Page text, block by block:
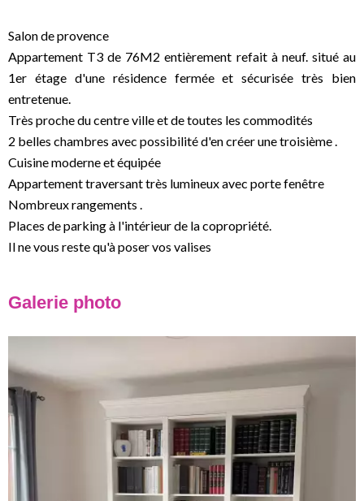
Salon de provence
Appartement T3 de 76M2 entièrement refait à neuf. situé au
1er étage d'une résidence fermée et sécurisée très bien
entretenue.
Très proche du centre ville et de toutes les commodités
2 belles chambres avec possibilité d'en créer une troisième .
Cuisine moderne et équipée
Appartement traversant très lumineux avec porte fenêtre
Nombreux rangements .
Places de parking à l'intérieur de la copropriété.
Il ne vous reste qu'à poser vos valises
Galerie photo